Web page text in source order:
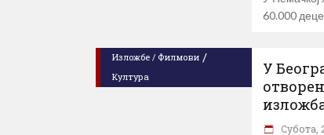
60.000 деце
Изложбе / Филмови /
Култура
У
Субота,